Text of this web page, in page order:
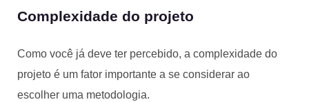
Complexidade do projeto
Como você já deve ter percebido, a complexidade do
projeto é um fator importante a se considerar ao
escolher uma metodologia.